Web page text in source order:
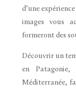
d’une
images vous
formeront des
Découvrir un
en
Méditerranée,